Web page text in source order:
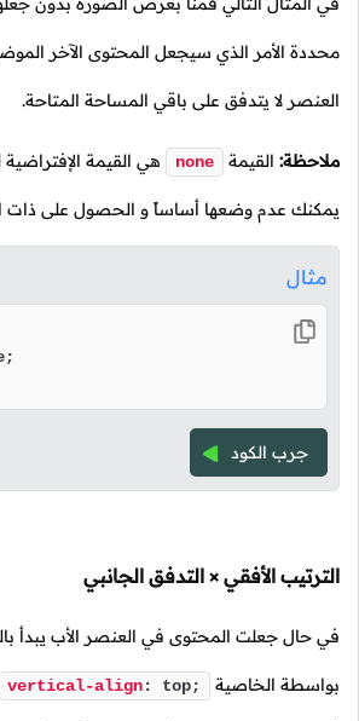
محددة الأمر الذي سيجعل المحتوى الآخر
العنصر لا يتدفق على باقي المساحة المتاحة.
ملاحظة: القيمة none هي القيمة
يمكنك عدم وضعها أساساً و الحصول على ذات
مثال
جرب الكود
الترتيب الأفقي × التدفق الجانبي
في حال جعلت المحتوى في العنصر الأب يبدأ
بواسطة الخاصية vertical-align: top;